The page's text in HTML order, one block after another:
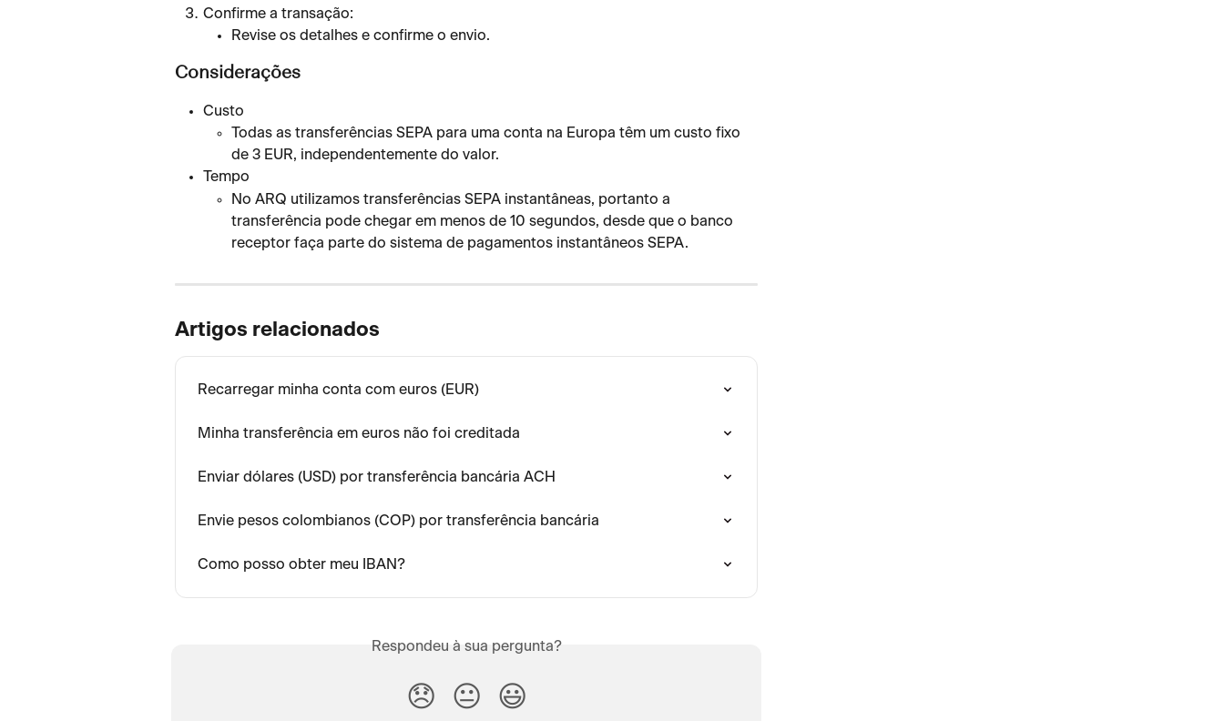
Confirme a transação:
Revise os detalhes e confirme o envio.
Considerações
Custo
Todas as transferências SEPA para uma conta na Europa têm um custo fixo
de 3 EUR, independentemente do valor.
Tempo
No ARQ utilizamos transferências SEPA instantâneas, portanto a
transferência pode chegar em menos de 10 segundos, desde que o banco
receptor faça parte do sistema de pagamentos instantâneos SEPA.
Artigos relacionados
Recarregar minha conta com euros (EUR)
Minha transferência em euros não foi creditada
Enviar dólares (USD) por transferência bancária ACH
Envie pesos colombianos (COP) por transferência bancária
Como posso obter meu IBAN?
Respondeu à sua pergunta?
😞 😐 😃